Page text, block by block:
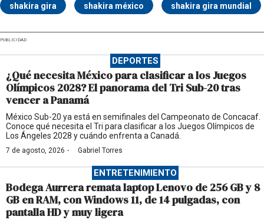
shakira gira shakira méxico shakira gira mundial
PUBLICIDAD
DEPORTES
¿Qué necesita México para clasificar a los Juegos
Olímpicos 2028? El panorama del Tri Sub-20 tras
vencer a Panamá
México Sub-20 ya está en semifinales del Campeonato de Concacaf.
Conoce qué necesita el Tri para clasificar a los Juegos Olímpicos de
Los Ángeles 2028 y cuándo enfrenta a Canadá.
7 de agosto, 2026 · Gabriel Torres
ENTRETENIMIENTO
Bodega Aurrera remata laptop Lenovo de 256 GB y 8
GB en RAM, con Windows 11, de 14 pulgadas, con
pantalla HD y muy ligera